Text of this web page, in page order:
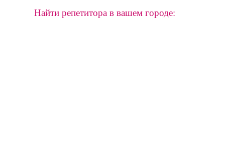
Найти репетитора в вашем городе: